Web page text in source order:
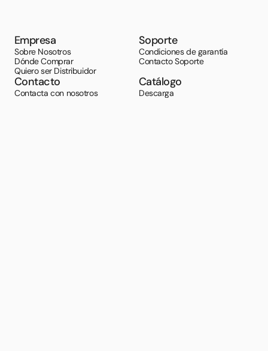
Empresa
Sobre Nosotros
Dónde Comprar
Quiero ser Distribuidor
Soporte
Condiciones de garantía
Contacto Soporte
Contacto
Contacta con nosotros
Catálogo
Descarga